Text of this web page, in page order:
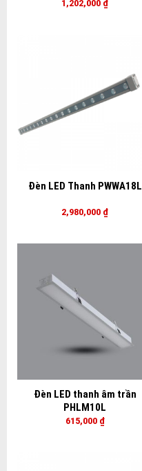
1,202,000 ₫
Đèn LED Thanh PWWA18L
2,980,000 ₫
Đèn LED thanh âm trần
PHLM10L
615,000 ₫